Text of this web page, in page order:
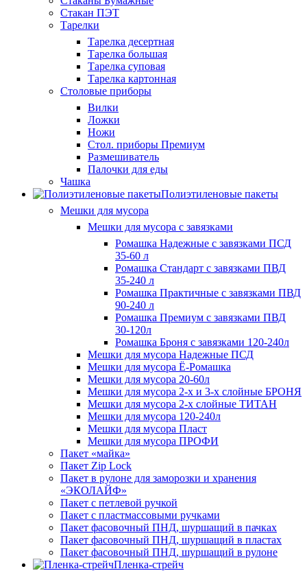
Стакан ПЭТ
Тарелки
Тарелка десертная
Тарелка большая
Тарелка суповая
Тарелка картонная
Столовые приборы
Вилки
Ложки
Ножи
Стол. приборы Премиум
Размешиватель
Палочки для еды
Чашка
Полиэтиленовые пакеты
Мешки для мусора
Мешки для мусора с завязками
Ромашка Надежные с завязками ПСД
35-60 л
Ромашка Стандарт с завязками ПВД
35-240 л
Ромашка Практичные с завязками ПВД
90-240 л
Ромашка Премиум с завязками ПВД
30-120л
Ромашка Броня с завязками 120-240л
Мешки для мусора Надежные ПСД
Мешки для мусора Ё-Ромашка
Мешки для мусора 20-60л
Мешки для мусора 2-х и 3-х слойные БРОНЯ
Мешки для мусора 2-х слойные ТИТАН
Мешки для мусора 120-240л
Мешки для мусора Пласт
Мешки для мусора ПРОФИ
Пакет «майка»
Пакет Zip Lock
Пакет в рулоне для заморозки и хранения
«ЭКОЛАЙФ»
Пакет с петлевой ручкой
Пакет с пластмассовыми ручками
Пакет фасовочный ПНД, шуршащий в пачках
Пакет фасовочный ПНД, шуршащий в пластах
Пакет фасовочный ПНД, шуршащий в рулоне
Пленка-стрейч